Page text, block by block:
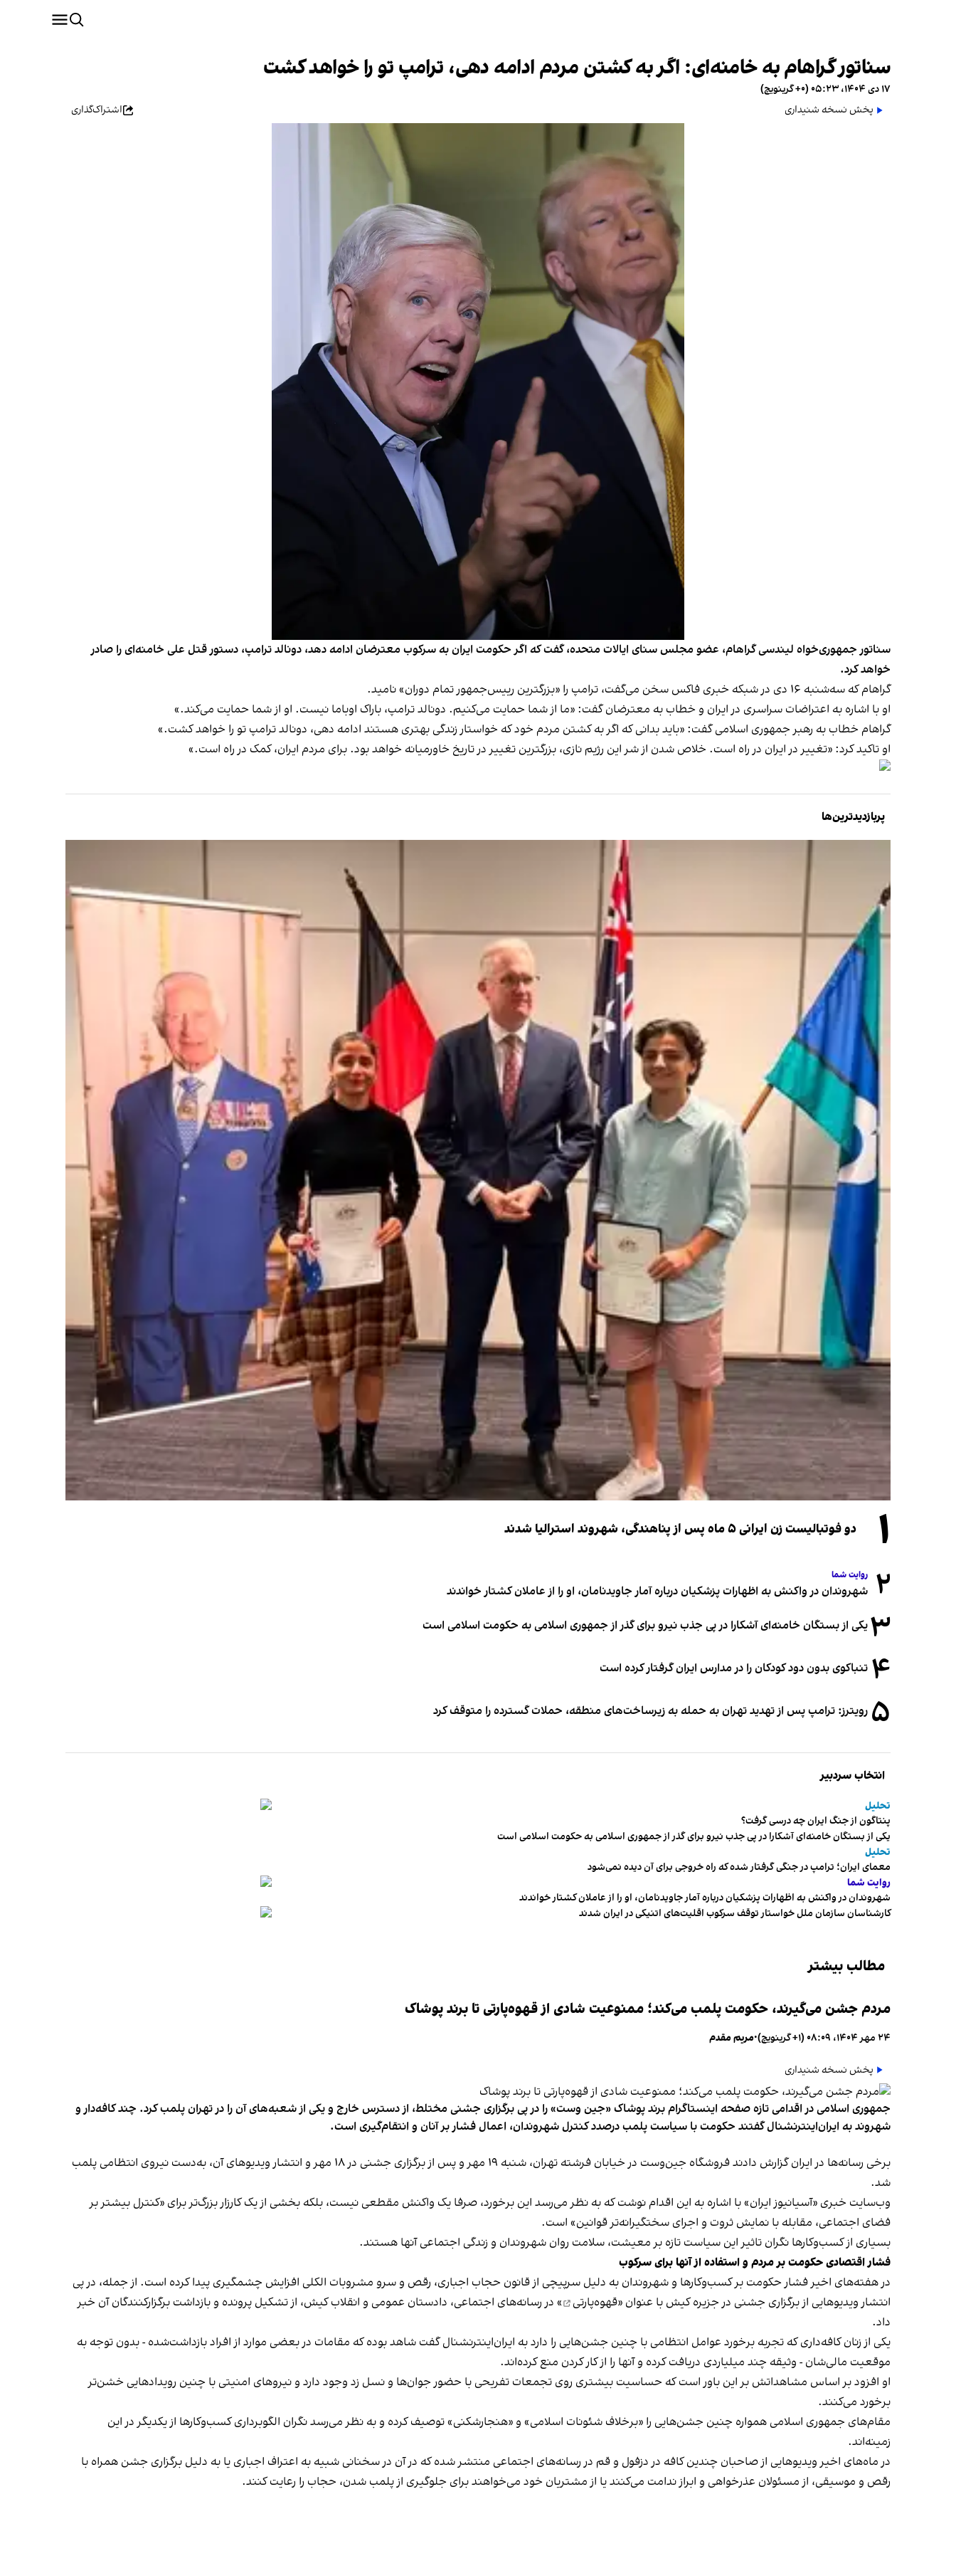
سناتور گراهام به خامنه‌ای: اگر به کشتن مردم ادامه دهی، ترامپ تو را خواهد کشت
۱۷ دی ۱۴۰۴، ۰۵:۲۳ (‎+۰ گرینویچ)
پخش نسخه شنیداری
اشتراک‌گذاری
سناتور جمهوری‌خواه لیندسی گراهام، عضو مجلس سنای ایالات متحده، گفت که اگر حکومت ایران به سرکوب معترضان ادامه دهد، دونالد ترامپ، دستور قتل علی خامنه‌ای را صادر
خواهد کرد.
گراهام که سه‌شنبه ۱۶ دی در شبکه خبری فاکس سخن ‌می‌گفت، ترامپ را «بزرگترین رییس‌جمهور تمام دوران» نامید.
او با اشاره به اعتراضات سراسری در ایران و خطاب به معترضان گفت: «ما از شما حمایت می‌کنیم. دونالد ترامپ، باراک اوباما نیست. او از شما حمایت می‌کند.»
گراهام خطاب به رهبر جمهوری اسلامی گفت: «باید بدانی که اگر به کشتن مردم خود که خواستار زندگی بهتری هستند ادامه دهی، دونالد ترامپ تو را خواهد کشت.»
او تاکید کرد: «تغییر در ایران در راه است. خلاص شدن از شر این رژیم نازی، بزرگترین تغییر در تاریخ خاورمیانه خواهد بود. برای مردم ایران، کمک در راه است.»
پربازدیدترین‌ها
۱ دو فوتبالیست زن ایرانی ۵ ماه پس از پناهندگی، شهروند استرالیا شدند
۲ روایت شما
شهروندان در واکنش به اظهارات پزشکیان درباره آمار جاویدنامان، او را از عاملان کشتار خواندند
۳یکی از بستگان خامنه‌ای آشکارا در پی جذب نیرو برای گذر از جمهوری اسلامی به حکومت اسلامی است
۴ تنباکوی بدون دود کودکان را در مدارس ایران گرفتار کرده است
۵ رویترز: ترامپ پس از تهدید تهران به حمله به زیرساخت‌های منطقه، حملات گسترده را متوقف کرد
انتخاب سردبیر
تحلیل
پنتاگون از جنگ ایران چه درسی گرفت؟
یکی از بستگان خامنه‌ای آشکارا در پی جذب نیرو برای گذر از جمهوری اسلامی به حکومت اسلامی است
تحلیل
معمای ایران؛ ترامپ در جنگی گرفتار شده که راه خروجی برای آن دیده نمی‌شود
روایت شما
شهروندان در واکنش به اظهارات پزشکیان درباره آمار جاویدنامان، او را از عاملان کشتار خواندند
کارشناسان سازمان ملل خواستار توقف سرکوب اقلیت‌های اتنیکی در ایران شدند
مطالب بیشتر
مردم جشن می‌گیرند، حکومت پلمب می‌کند؛ ممنوعیت شادی از قهوه‌پارتی تا برند پوشاک
۲۴ مهر ۱۴۰۴، ۰۸:۰۹ (‎+۱ گرینویچ) •مریم مقدم
پخش نسخه شنیداری
جمهوری اسلامی در اقدامی تازه صفحه اینستاگرام برند پوشاک «جین وست» را در پی برگزاری جشنی مختلط، از دسترس خارج و یکی از شعبه‌های آن را در تهران پلمب کرد. چند کافه‌‌دار و
شهروند به ایران‌اینترنشنال گفتند حکومت با سیاست پلمب درصدد کنترل شهروندان، اعمال فشار بر آنان و انتقام‌گیری است.
برخی رسانه‌ها در ایران گزارش دادند فروشگاه جین‌وست در خیابان فرشته تهران، شنبه ۱۹ مهر و پس از برگزاری جشنی در ۱۸ مهر و انتشار ویدیوهای آن، به‌دست نیروی انتظامی پلمب
شد.
وب‌سایت خبری «آسیانیوز ایران» با اشاره به این اقدام نوشت که به نظر می‌رسد این برخورد، صرفا یک واکنش مقطعی نیست، بلکه بخشی از یک کارزار بزرگ‌تر برای «کنترل بیشتر بر
فضای اجتماعی، مقابله با نمایش ثروت و اجرای سختگیرانه‌تر قوانین» است.
بسیاری از کسب‌وکارها نگران تاثیر این سیاست‌ تازه بر معیشت، سلامت روان شهروندان و زندگی اجتماعی آنها هستند.
فشار اقتصادی حکومت بر مردم و استفاده از آنها برای سرکوب
در هفته‌های اخیر فشار حکومت بر کسب‌وکارها و شهروندان به دلیل سرپیچی از قانون حجاب اجباری، رقص و سرو مشروبات الکلی افزایش چشمگیری پیدا کرده است. از جمله، در پی
انتشار ویدیوهایی از برگزاری جشنی در جزیره کیش با عنوان «قهوه‌پارتی
» در رسانه‌های اجتماعی، دادستان عمومی و انقلاب کیش، از تشکیل پرونده و بازداشت برگزارکنندگان آن خبر
داد.
یکی از زنان کافه‌داری که تجربه برخورد عوامل انتظامی با چنین جشن‌هایی را دارد به ایران‌اینترنشنال گفت شاهد بوده که مقامات در بعضی موارد از افراد بازداشت‌‌شده - بدون توجه به
موقعیت مالی‌شان - وثیقه چند میلیاردی دریافت کرده و آنها را از کار کردن منع کرده‌اند.
او افزود بر اساس مشاهداتش بر این باور است که حساسیت بیشتری روی تجمعات تفریحی با حضور جوان‌ها و نسل زد وجود دارد و نیروهای امنیتی با چنین رویدادهایی خشن‌تر
برخورد می‌کنند.
مقام‌های جمهوری اسلامی همواره چنین جشن‌هایی را «برخلاف شئونات اسلامی» و «هنجارشکنی» توصیف کرده و به نظر می‌رسد نگران الگوبرداری کسب‌وکارها از یکدیگر در این
زمینه‌اند.
در ماه‌های اخیر ویدیوهایی از صاحبان چندین کافه در دزفول و قم در رسانه‌های اجتماعی منتشر شده که در آن در سخنانی شبیه به اعتراف اجباری یا به دلیل برگزاری جشن همراه با
رقص و موسیقی، از مسئولان عذرخواهی و ابراز ندامت می‌کنند یا از مشتریان خود می‌خواهند برای جلوگیری از پلمب شدن، حجاب را رعایت کنند.